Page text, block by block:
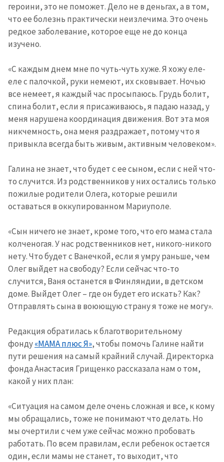
героини, это не поможет. Дело не в деньгах, а в том,
что ее болезнь практически неизлечима. Это очень
редкое заболевание, которое еще не до конца
изучено.
«С каждым днем мне по чуть-чуть хуже. Я хожу еле-
еле с палочкой, руки немеют, их сковывает. Ночью
все немеет, я каждый час просыпаюсь. Грудь болит,
спина болит, если я присаживаюсь, я падаю назад, у
меня нарушена координация движения. Вот эта моя
никчемность, она меня раздражает, потому что я
привыкла всегда быть живым, активным человеком».
Галина не знает, что будет с ее сыном, если с ней что-
то случится. Из родственников у них остались только
пожилые родители Олега, которые решили
оставаться в оккупированном Мариуполе.
«Сын ничего не знает, кроме того, что его мама стала
колченогая. У нас родственников нет, никого-никого
нету. Что будет с Ванечкой, если я умру раньше, чем
Олег выйдет на свободу? Если сейчас что-то
случится, Ваня останется в Финляндии, в детском
доме. Выйдет Олег – где он будет его искать? Как?
Отправлять сына в воюющую страну я тоже не могу».
Редакция обратилась к благотворительному
фонду«МАМА плюс Я», чтобы помочь Галине найти
пути решения на самый крайний случай. Директорка
фонда Анастасия Грищенко рассказала нам о том,
какой у них план:
«Ситуация на самом деле очень сложная и все, к кому
мы обращались, тоже не понимают что делать. Но
мы очертили с чем уже сейчас можно пробовать
работать. По всем правилам, если ребенок остается
один, если мамы не станет, то выходит, что